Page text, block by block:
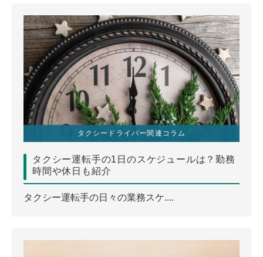
タクシードライバー関連コラム
タクシー運転手の1日のスケジュールは？勤務
時間や休日も紹介
タクシー運転手の日々の業務スケ....